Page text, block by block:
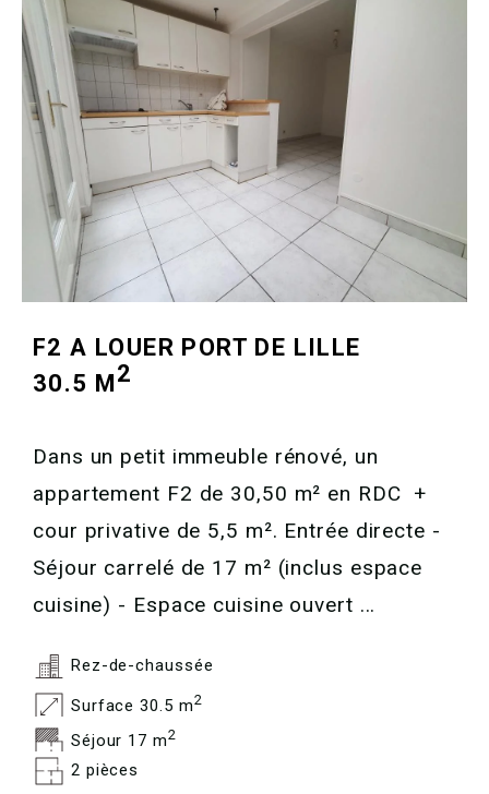
F2 A LOUER PORT DE LILLE
30.5 M2
Dans un petit immeuble rénové, un
appartement F2 de 30,50 m² en RDC +
cour privative de 5,5 m². Entrée directe -
Séjour carrelé de 17 m² (inclus espace
cuisine) - Espace cuisine ouvert ...
Rez-de-chaussée
Surface 30.5 m2
Séjour 17 m2
2 pièces